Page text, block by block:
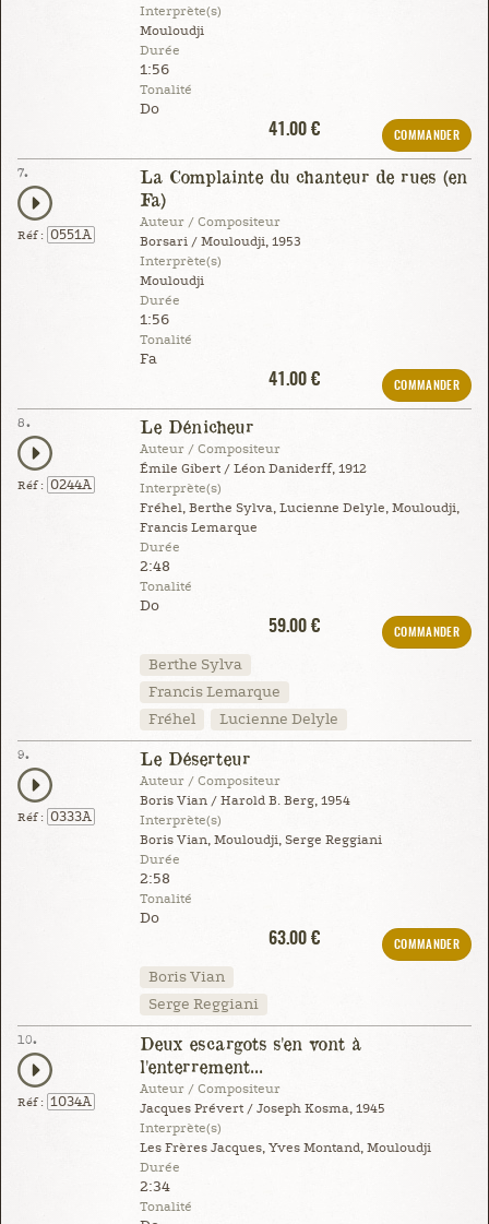
Interprète(s)
Mouloudji
Durée
1:56
Tonalité
Do
41.00 €
COMMANDER
7.
Réf : 0551A
La Complainte du chanteur de rues (en
Fa)
Auteur / Compositeur
Borsari / Mouloudji, 1953
Interprète(s)
Mouloudji
Durée
1:56
Tonalité
Fa
41.00 €
COMMANDER
8.
Réf : 0244A
Le Dénicheur
Auteur / Compositeur
Émile Gibert / Léon Daniderff, 1912
Interprète(s)
Fréhel, Berthe Sylva, Lucienne Delyle, Mouloudji,
Francis Lemarque
Durée
2:48
Tonalité
Do
59.00 €
COMMANDER
Berthe Sylva
Francis Lemarque
Fréhel
Lucienne Delyle
9.
Réf : 0333A
Le Déserteur
Auteur / Compositeur
Boris Vian / Harold B. Berg, 1954
Interprète(s)
Boris Vian, Mouloudji, Serge Reggiani
Durée
2:58
Tonalité
Do
63.00 €
COMMANDER
Boris Vian
Serge Reggiani
10.
Réf : 1034A
Deux escargots s'en vont à
l'enterrement...
Auteur / Compositeur
Jacques Prévert / Joseph Kosma, 1945
Interprète(s)
Les Frères Jacques, Yves Montand, Mouloudji
Durée
2:34
Tonalité